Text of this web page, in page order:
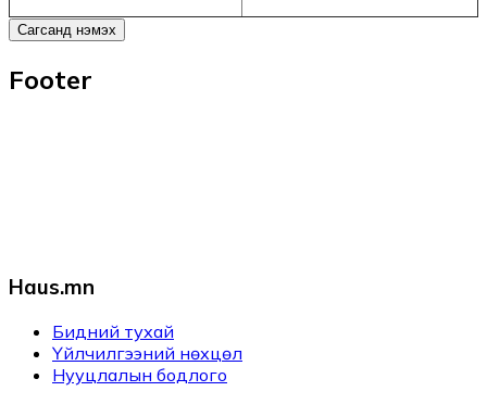
Сагсанд нэмэх
Footer
Haus.mn
Бидний тухай
Үйлчилгээний нөхцөл
Нууцлалын бодлого